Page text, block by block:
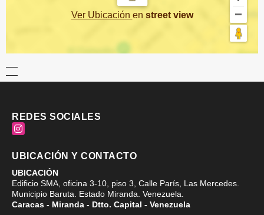
Ver Ubicación en street view
REDES SOCIALES
Instagram
UBICACIÓN Y CONTACTO
UBICACIÓN
Edificio SMA, oficina 3-10, piso 3, Calle París, Las Mercedes.
Municipio Baruta. Estado Miranda. Venezuela.
Caracas - Miranda - Dtto. Capital - Venezuela